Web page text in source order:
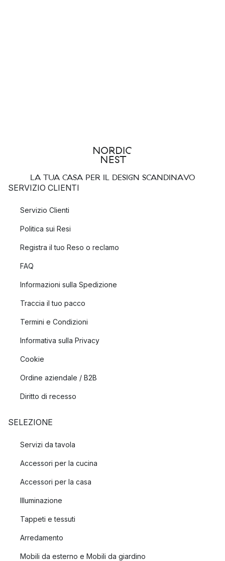
LA TUA CASA PER IL DESIGN SCANDINAVO
SERVIZIO CLIENTI
Servizio Clienti
Politica sui Resi
Registra il tuo Reso o reclamo
FAQ
Informazioni sulla Spedizione
Traccia il tuo pacco
Termini e Condizioni
Informativa sulla Privacy
Cookie
Ordine aziendale / B2B
Diritto di recesso
SELEZIONE
Servizi da tavola
Accessori per la cucina
Accessori per la casa
Illuminazione
Tappeti e tessuti
Arredamento
Mobili da esterno e Mobili da giardino